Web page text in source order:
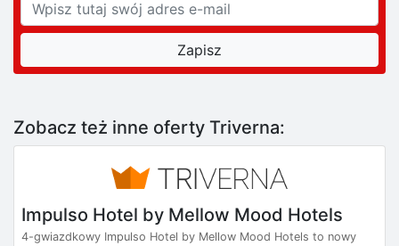
Zobacz też inne oferty Triverna:
Impulso Hotel by Mellow Mood Hotels
4-gwiazdkowy Impulso Hotel by Mellow Mood Hotels to nowy